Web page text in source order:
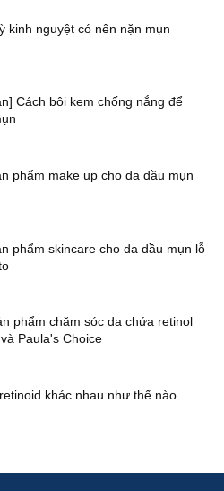
kinh nguyệt có nên nặn mụn
Cách bôi kem chống nắng để
phẩm make up cho da dầu mụn
phẩm skincare cho da dầu mụn lỗ
phẩm chăm sóc da chứa retinol
Paula's Choice
khác nhau như thế nào